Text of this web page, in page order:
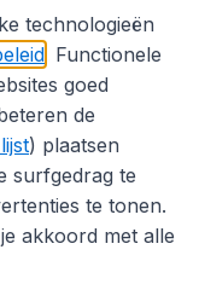
technologieën
. Functionele
goed
de
) plaatsen
surfgedrag te
te tonen.
akkoord met alle